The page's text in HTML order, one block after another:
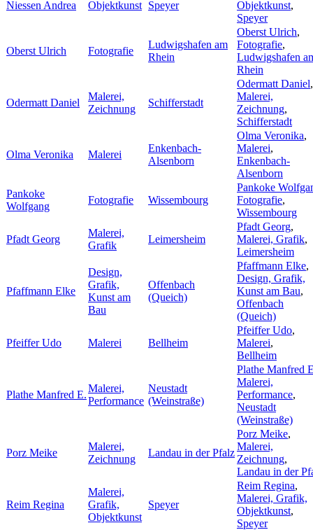
Niessen Andrea Objektkunst Speyer
Objektkunst,
Speyer
Oberst Ulrich Fotografie
Ludwigshafen am
Rhein
Oberst Ulrich,
Fotografie,
Ludwigshafen
Rhein
Odermatt Daniel
Malerei,
Zeichnung
Schifferstadt
Odermatt Daniel,
Malerei,
Zeichnung,
Schifferstadt
Olma Veronika Malerei
Enkenbach-
Alsenborn
Olma Veronika,
Malerei,
Enkenbach-
Alsenborn
Pankoke
Wolfgang
Fotografie Wissembourg
Pankoke
Fotografie,
Wissembourg
Pfadt Georg
Malerei,
Grafik
Leimersheim
Pfadt Georg,
Malerei, Grafik,
Leimersheim
Pfaffmann Elke
Design,
Grafik,
Kunst am
Bau
Offenbach
(Queich)
Pfaffmann Elke,
Design, Grafik,
Kunst am Bau,
Offenbach
(Queich)
Pfeiffer Udo Malerei Bellheim
Pfeiffer Udo,
Malerei,
Bellheim
Plathe Manfred E.
Malerei,
Performance
Neustadt
(Weinstraße)
Plathe Manfred
Malerei,
Performance,
Neustadt
(Weinstraße)
Porz Meike
Malerei,
Zeichnung
Landau in der Pfalz
Porz Meike,
Malerei,
Zeichnung,
Landau in der
Reim Regina
Malerei,
Grafik,
Objektkunst
Speyer
Reim Regina,
Malerei, Grafik,
Objektkunst,
Speyer